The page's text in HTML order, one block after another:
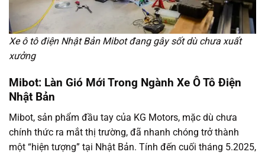
Xe ô tô điện Nhật Bản Mibot đang gây sốt dù chưa xuất
xưởng
Mibot: Làn Gió Mới Trong Ngành Xe Ô Tô Điện
Nhật Bản
Mibot, sản phẩm đầu tay của KG Motors, mặc dù chưa
chính thức ra mắt thị trường, đã nhanh chóng trở thành
một “hiện tượng” tại Nhật Bản. Tính đến cuối tháng 5.2025,